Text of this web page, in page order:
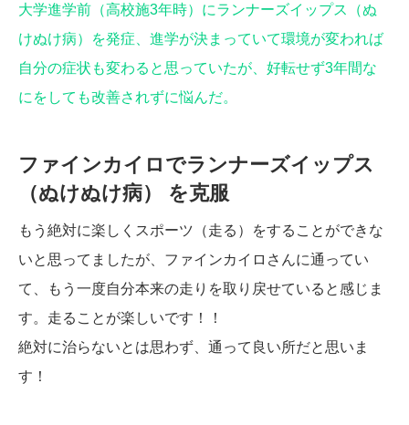
大学進学前（高校施3年時）にランナーズイップス（ぬ
けぬけ病）を発症、進学が決まっていて環境が変われば
自分の症状も変わると思っていたが、好転せず3年間な
にをしても改善されずに悩んだ。
ファインカイロでランナーズイップス
（ぬけぬけ病） を克服
もう絶対に楽しくスポーツ（走る）をすることができな
いと思ってましたが、ファインカイロさんに通ってい
て、もう一度自分本来の走りを取り戻せていると感じま
す。走ることが楽しいです！！
絶対に治らないとは思わず、通って良い所だと思いま
す！